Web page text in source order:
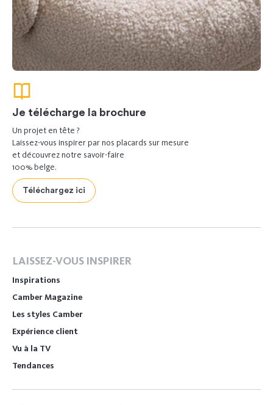
Je télécharge la brochure
Un projet en tête ?
Laissez-vous inspirer par nos placards sur mesure
et découvrez notre savoir-faire
100% belge.
Téléchargez ici
LAISSEZ-VOUS INSPIRER
Inspirations
Camber Magazine
Les styles Camber
Expérience client
Vu à la TV
Tendances